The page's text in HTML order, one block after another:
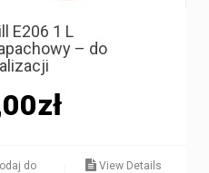
E206 1 L
– do
zł
do
View Details